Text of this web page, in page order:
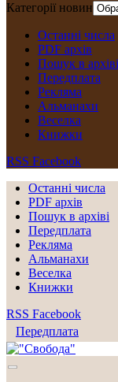
Категорії новин
Останні числа
PDF архів
Пошук в архіві
Передплата
Рекляма
Альманахи
Веселка
Книжки
RSS Facebook
Останні числа
PDF архів
Пошук в архіві
Передплата
Рекляма
Альманахи
Веселка
Книжки
RSS Facebook
Передплата